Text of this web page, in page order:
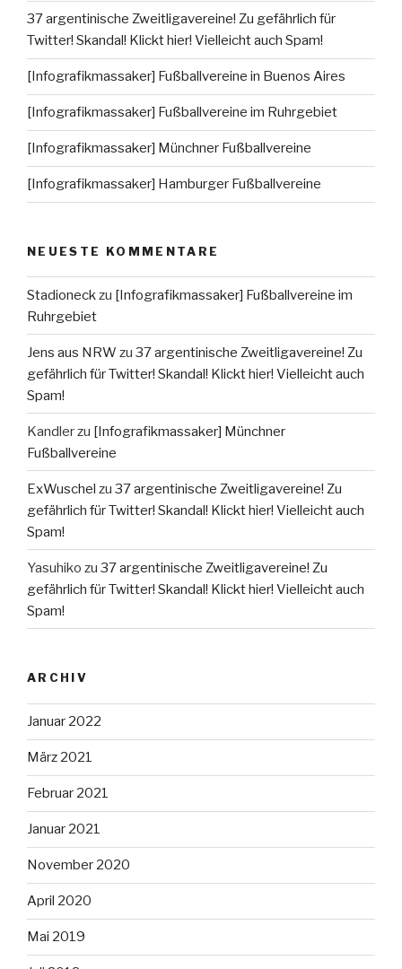
37 argentinische Zweitligavereine! Zu gefährlich für
Twitter! Skandal! Klickt hier! Vielleicht auch Spam!
[Infografikmassaker] Fußballvereine in Buenos Aires
[Infografikmassaker] Fußballvereine im Ruhrgebiet
[Infografikmassaker] Münchner Fußballvereine
[Infografikmassaker] Hamburger Fußballvereine
NEUESTE KOMMENTARE
Stadioneckzu [Infografikmassaker] Fußballvereine im
Ruhrgebiet
Jens aus NRW zu 37 argentinische Zweitligavereine! Zu
gefährlich für Twitter! Skandal! Klickt hier! Vielleicht auch
Spam!
Kandlerzu [Infografikmassaker] Münchner
Fußballvereine
ExWuschel zu 37 argentinische Zweitligavereine! Zu
gefährlich für Twitter! Skandal! Klickt hier! Vielleicht auch
Spam!
Yasuhiko zu 37 argentinische Zweitligavereine! Zu
gefährlich für Twitter! Skandal! Klickt hier! Vielleicht auch
Spam!
ARCHIV
Januar 2022
März 2021
Februar 2021
Januar 2021
November 2020
April 2020
Mai 2019